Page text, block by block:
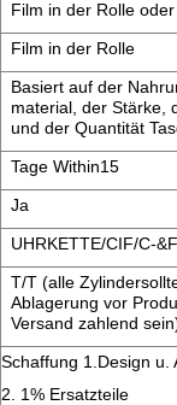
Film in der Rolle
Film in der Rolle
Basiert auf der
material, der Stärke,
und der Quantität
Tage Within15
Ja
UHRKETTE/CIF/C-&F
T/T (alle
Ablagerung vor
Versand zahlend
Schaffung 1.Design u.
2. 1% Ersatzteile